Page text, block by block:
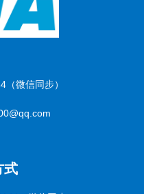
微信同步）
式